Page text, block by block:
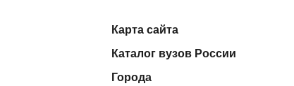
Карта сайта
Каталог вузов России
Города